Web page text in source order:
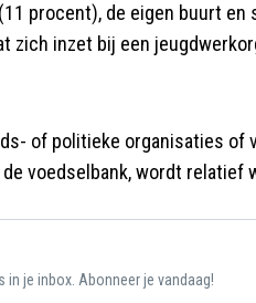
procent), de eigen buurt
zich inzet bij een
of politieke organisaties of
voedselbank, wordt relatief
in je inbox. Abonneer je vandaag!